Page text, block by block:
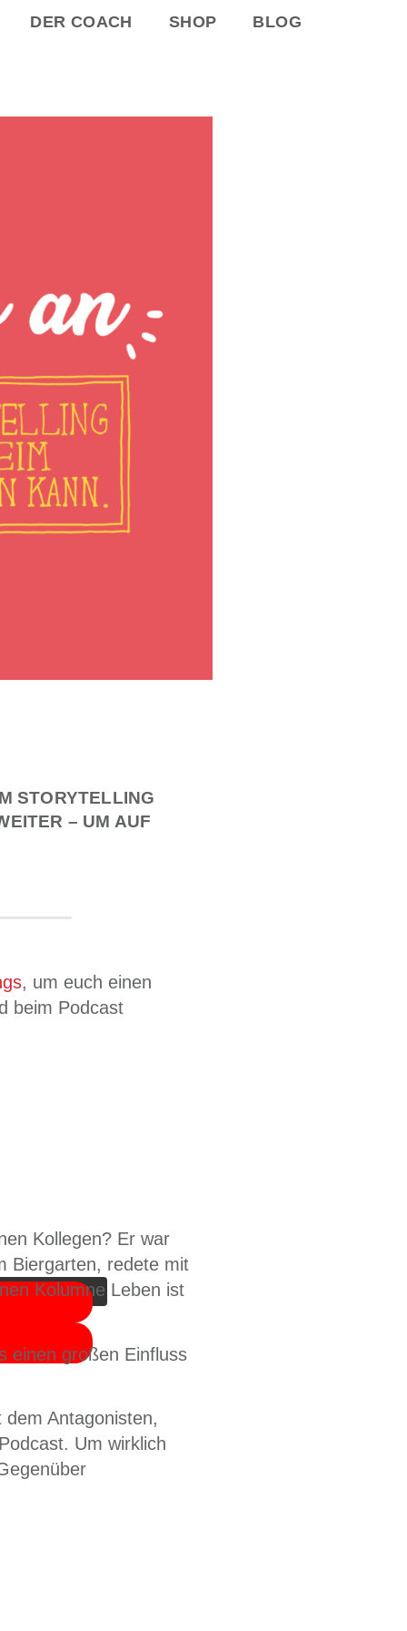
DER COACH SHOP BLOG
STORYTELLING
– UM AUF
, um euch einen
beim Podcast
Schaltfläche
Kollegen? Er war
Biergarten, redete mit
Kolumne Leben ist
einen großen Einfluss
Antagonisten,
Um wirklich